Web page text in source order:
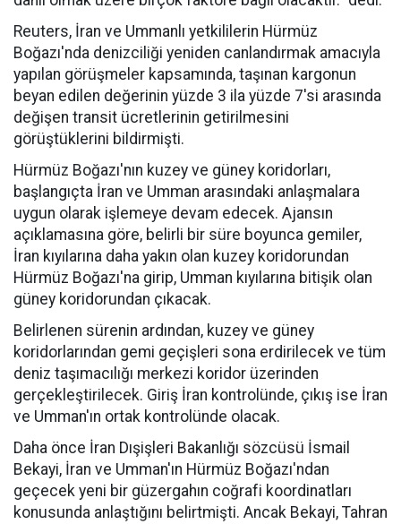
Reuters, İran ve Ummanlı yetkililerin Hürmüz
Boğazı'nda denizciliği yeniden canlandırmak amacıyla
yapılan görüşmeler kapsamında, taşınan kargonun
beyan edilen değerinin yüzde 3 ila yüzde 7'si arasında
değişen transit ücretlerinin getirilmesini
görüştüklerini bildirmişti.
Hürmüz Boğazı'nın kuzey ve güney koridorları,
başlangıçta İran ve Umman arasındaki anlaşmalara
uygun olarak işlemeye devam edecek. Ajansın
açıklamasına göre, belirli bir süre boyunca gemiler,
İran kıyılarına daha yakın olan kuzey koridorundan
Hürmüz Boğazı'na girip, Umman kıyılarına bitişik olan
güney koridorundan çıkacak.
Belirlenen sürenin ardından, kuzey ve güney
koridorlarından gemi geçişleri sona erdirilecek ve tüm
deniz taşımacılığı merkezi koridor üzerinden
gerçekleştirilecek. Giriş İran kontrolünde, çıkış ise İran
ve Umman'ın ortak kontrolünde olacak.
Daha önce İran Dışişleri Bakanlığı sözcüsü İsmail
Bekayi, İran ve Umman'ın Hürmüz Boğazı'ndan
geçecek yeni bir güzergahın coğrafi koordinatları
konusunda anlaştığını belirtmişti. Ancak Bekayi, Tahran